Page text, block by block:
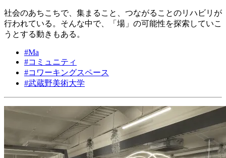
社会のあちこちで、集まること、つながることのリハビリが
行われている。そんな中で、「場」の可能性を探索していこ
うとする動きもある。
#Ma
#コミュニティ
#コワーキングスペース
#武蔵野美術大学